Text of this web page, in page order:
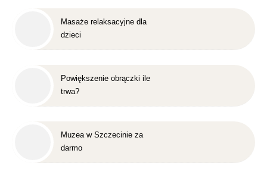
Masaże relaksacyjne dla
dzieci
Powiększenie obrączki ile
trwa?
Muzea w Szczecinie za
darmo